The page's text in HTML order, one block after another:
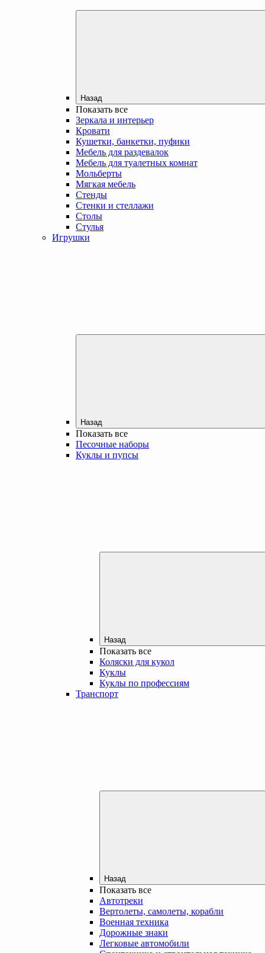
Назад
Показать все
Зеркала и интерьер
Кровати
Кушетки, банкетки, пуфики
Мебель для раздевалок
Мебель для туалетных комнат
Мольберты
Мягкая мебель
Стенды
Стенки и стеллажи
Столы
Стулья
Игрушки
Назад
Показать все
Песочные наборы
Куклы и пупсы
Назад
Показать все
Коляски для кукол
Куклы
Куклы по профессиям
Транспорт
Назад
Показать все
Автотреки
Вертолеты, самолеты, корабли
Военная техника
Дорожные знаки
Легковые автомобили